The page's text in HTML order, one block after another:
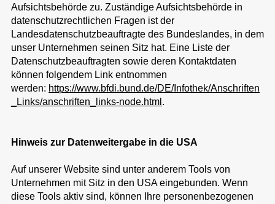
Aufsichtsbehörde zu. Zuständige Aufsichtsbehörde in
datenschutzrechtlichen Fragen ist der
Landesdatenschutzbeauftragte des Bundeslandes, in dem
unser Unternehmen seinen Sitz hat. Eine Liste der
Datenschutzbeauftragten sowie deren Kontaktdaten
können folgendem Link entnommen
werden: https://www.bfdi.bund.de/DE/Infothek/Anschriften
_Links/anschriften_links-node.html .
Hinweis zur Datenweitergabe in die USA
Auf unserer Website sind unter anderem Tools von
Unternehmen mit Sitz in den USA eingebunden. Wenn
diese Tools aktiv sind, können Ihre personenbezogenen